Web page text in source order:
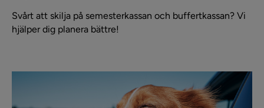
Svårt att skilja på semesterkassan och buffertkassan? Vi
hjälper dig planera bättre!